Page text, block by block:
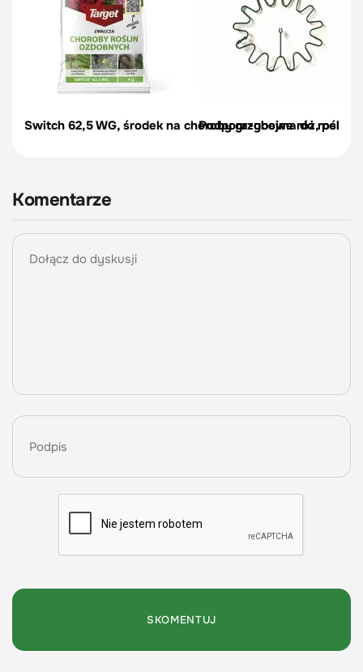
Switch 62,5 WG, środek na choroby grzybowe róż,
Podpora-obejma do roślin,
Komentarze